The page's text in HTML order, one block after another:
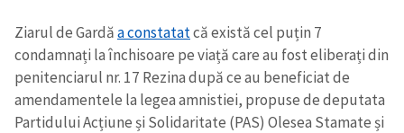
Ziarul de Gardăa constatatcă există cel puțin 7
condamnați la închisoare pe viață care au fost eliberați din
penitenciarul nr. 17 Rezina după ce au beneficiat de
amendamentele la legea amnistiei, propuse de deputata
Partidului Acțiune și Solidaritate (PAS) Olesea Stamate și